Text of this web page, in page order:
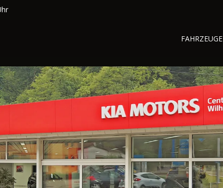
FAHRZEUGE